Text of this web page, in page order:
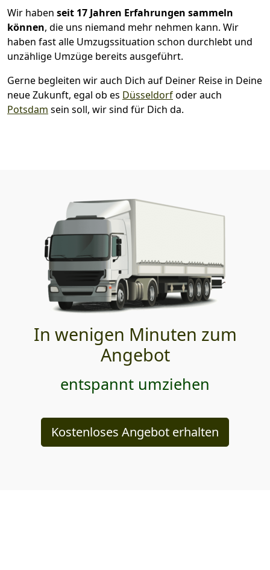
Wir haben seit 17 Jahren Erfahrungen sammeln
können, die uns niemand mehr nehmen kann. Wir
haben fast alle Umzugssituation schon durchlebt und
unzählige Umzüge bereits ausgeführt.
Gerne begleiten wir auch Dich auf Deiner Reise in Deine
neue Zukunft, egal ob es Düsseldorfoder auch
Potsdam sein soll, wir sind für Dich da.
In wenigen Minuten zum
Angebot
entspannt umziehen
Kostenloses Angebot erhalten